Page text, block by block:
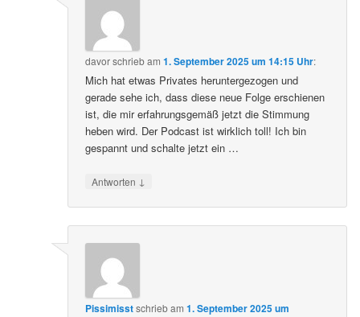
davorschriebam1. September 2025 um 14:15 Uhr:
Mich hat etwas Privates heruntergezogen und
gerade sehe ich, dass diese neue Folge erschienen
ist, die mir erfahrungsgemäß jetzt die Stimmung
heben wird. Der Podcast ist wirklich toll! Ich bin
gespannt und schalte jetzt ein …
Antworten ↓
Pissimisstschriebam1. September 2025 um